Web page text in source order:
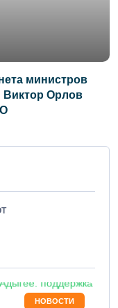
министров
Орлов
НОВОСТИ